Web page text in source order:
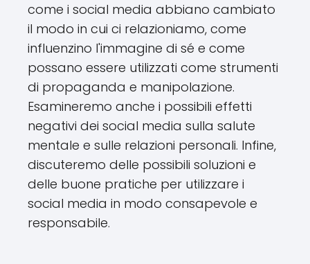
come i social media abbiano cambiato
il modo in cui ci relazioniamo, come
influenzino l'immagine di sé e come
possano essere utilizzati come strumenti
di propaganda e manipolazione.
Esamineremo anche i possibili effetti
negativi dei social media sulla salute
mentale e sulle relazioni personali. Infine,
discuteremo delle possibili soluzioni e
delle buone pratiche per utilizzare i
social media in modo consapevole e
responsabile.